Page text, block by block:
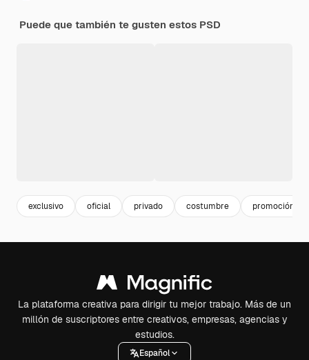
Puede que también te gusten estos PSD
exclusivo oficial privado costumbre promoción
La plataforma creativa para dirigir tu mejor trabajo. Más de un
millón de suscriptores entre creativos, empresas, agencias y
estudios.
Español